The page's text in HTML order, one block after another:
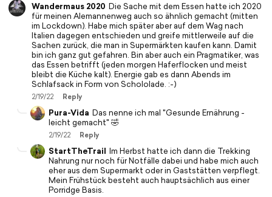
Wandermaus 2020 Die Sache mit dem Essen hatte ich 2020
für meinen Alemannenweg auch so ähnlich gemacht (mitten
im Lockdown). Habe mich später aber auf dem Wag nach
Italien dagegen entschieden und greife mittlerweile auf die
Sachen zurück, die man in Supermärkten kaufen kann. Damit
bin ich ganz gut gefahren. Bin aber auch ein Pragmatiker, was
das Essen betrifft (jeden morgen Haferflocken und meist
bleibt die Küche kalt). Energie gab es dann Abends im
Schlafsack in Form von Schololade. :-)
2/19/22 Reply
Pura-Vida Das nenne ich mal "Gesunde Ernährung -
leicht gemacht" 🤣
2/19/22 Reply
StartTheTrail Im Herbst hatte ich dann die Trekking
Nahrung nur noch für Notfälle dabei und habe mich auch
eher aus dem Supermarkt oder in Gaststätten verpflegt.
Mein Frühstück besteht auch hauptsächlich aus einer
Porridge Basis.